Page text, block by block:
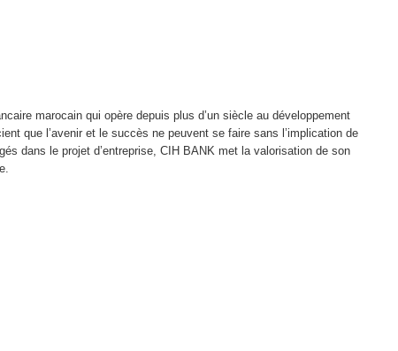
marocain qui opère depuis plus d’un siècle au développement
que l’avenir et le succès ne peuvent se faire sans l’implication de
dans le projet d’entreprise, CIH BANK met la valorisation de son